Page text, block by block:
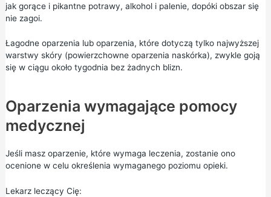
jak gorące i pikantne potrawy, alkohol i palenie, dopóki obszar się
nie zagoi.
Łagodne oparzenia lub oparzenia, które dotyczą tylko najwyższej
warstwy skóry (powierzchowne oparzenia naskórka), zwykle goją
się w ciągu około tygodnia bez żadnych blizn.
Oparzenia wymagające pomocy
medycznej
Jeśli masz oparzenie, które wymaga leczenia, zostanie ono
ocenione w celu określenia wymaganego poziomu opieki.
Lekarz leczący Cię: